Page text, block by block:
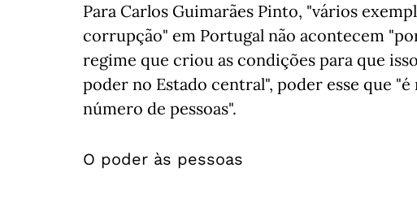
Para Carlos Guimarães Pinto, "vários
corrupção" em Portugal não acontecem
regime que criou as condições para que
poder no Estado central", poder esse que
número de pessoas".
O poder às pessoas